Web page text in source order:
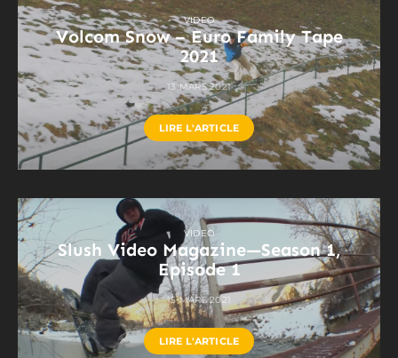
VIDEO
Volcom Snow – Euro Family Tape
2021
13 MARS 2021
LIRE L'ARTICLE
VIDEO
Slush Video Magazine—Season 1,
Episode 1
15 MARS 2021
LIRE L'ARTICLE